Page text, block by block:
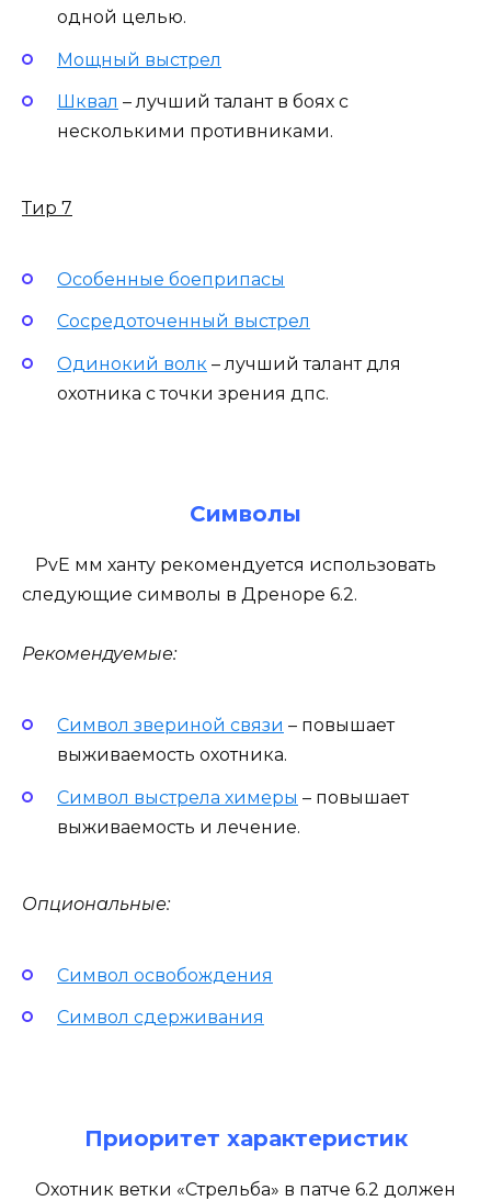
одной целью.
Мощный выстрел
Шквал – лучший талант в боях с
несколькими противниками.
Тир 7
Особенные боеприпасы
Сосредоточенный выстрел
Одинокий волк – лучший талант для
охотника с точки зрения дпс.
Символы
PvE мм ханту рекомендуется использовать
следующие символы в Дреноре 6.2.
Рекомендуемые:
Символ звериной связи – повышает
выживаемость охотника.
Символ выстрела химеры – повышает
выживаемость и лечение.
Опциональные:
Символ освобождения
Символ сдерживания
Приоритет характеристик
Охотник ветки «Стрельба» в патче 6.2 должен